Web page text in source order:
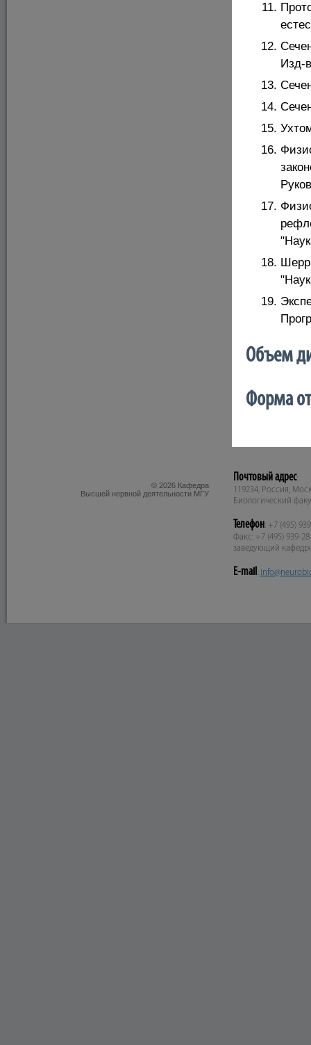
Изд-
Объем
Форма
© 2026 Кафедра
Высшей нервной деятельности МГУ
Почтовый адрес:
119234, Россия,
Биологический
Телефон: +7 (495)
Факс: +7 (495) 939-
заведующий
E-mail :